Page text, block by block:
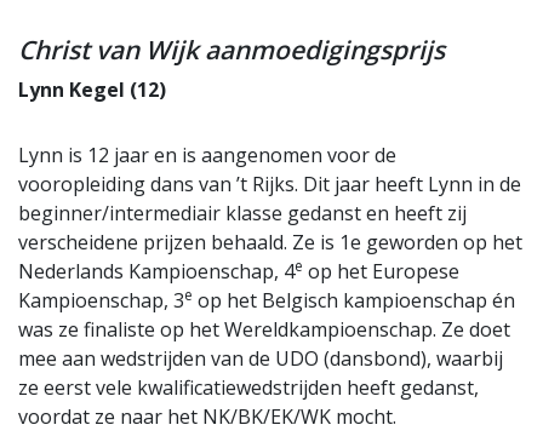
Christ van Wijk aanmoedigingsprijs
Lynn Kegel (12)
Lynn is 12 jaar en is aangenomen voor de
vooropleiding dans van ’t Rijks. Dit jaar heeft Lynn in de
beginner/intermediair klasse gedanst en heeft zij
verscheidene prijzen behaald. Ze is 1e geworden op het
Nederlands Kampioenschap, 4e op het Europese
Kampioenschap, 3e op het Belgisch kampioenschap én
was ze finaliste op het Wereldkampioenschap. Ze doet
mee aan wedstrijden van de UDO (dansbond), waarbij
ze eerst vele kwalificatiewedstrijden heeft gedanst,
voordat ze naar het NK/BK/EK/WK mocht.